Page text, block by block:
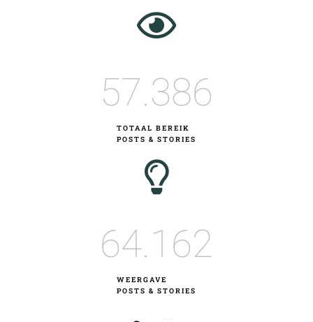
TOTAAL BEREIK
POSTS & STORIES
57.386
WEERGAVE
POSTS & STORIES
64.162